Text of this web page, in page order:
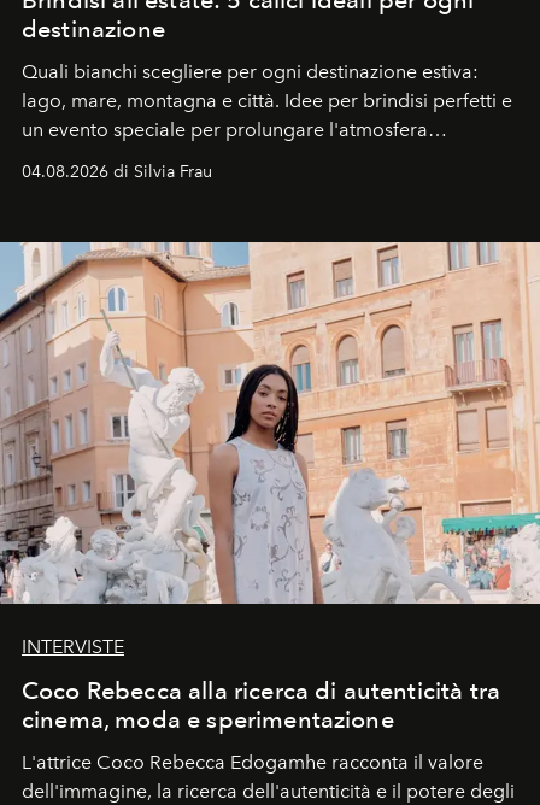
destinazione
Quali bianchi scegliere per ogni destinazione estiva:
lago, mare, montagna e città. Idee per brindisi perfetti e
un evento speciale per prolungare l'atmosfera
04.08.2026 di Silvia Frau
INTERVISTE
Coco Rebecca alla ricerca di autenticità tra
cinema, moda e sperimentazione
L'attrice Coco Rebecca Edogamhe racconta il valore
dell'immagine, la ricerca dell'autenticità e il potere degli